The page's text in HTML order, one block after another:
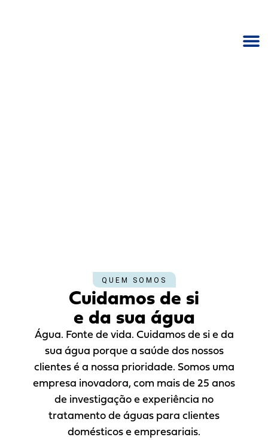
QUEM SOMOS
Cuidamos de si
e da sua água
Água. Fonte de vida. Cuidamos de si e da
sua água porque a saúde dos nossos
clientes é a nossa prioridade. Somos uma
empresa inovadora, com mais de 25 anos
de investigação e experiência no
tratamento de águas para clientes
domésticos e empresariais.